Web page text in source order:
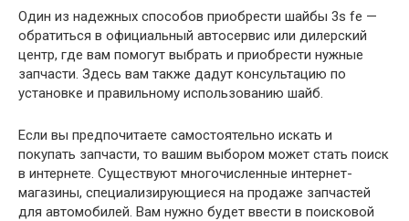
Один из надежных способов приобрести шайбы 3s fe —
обратиться в официальный автосервис или дилерский
центр, где вам помогут выбрать и приобрести нужные
запчасти. Здесь вам также дадут консультацию по
установке и правильному использованию шайб.
Если вы предпочитаете самостоятельно искать и
покупать запчасти, то вашим выбором может стать поиск
в интернете. Существуют многочисленные интернет-
магазины, специализирующиеся на продаже запчастей
для автомобилей. Вам нужно будет ввести в поисковой